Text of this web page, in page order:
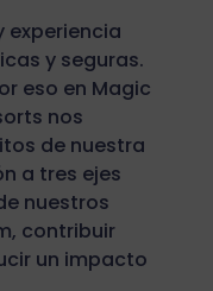
experiencia
y seguras.
eso en Magic
nos
de nuestra
a tres ejes
nuestros
contribuir
un impacto